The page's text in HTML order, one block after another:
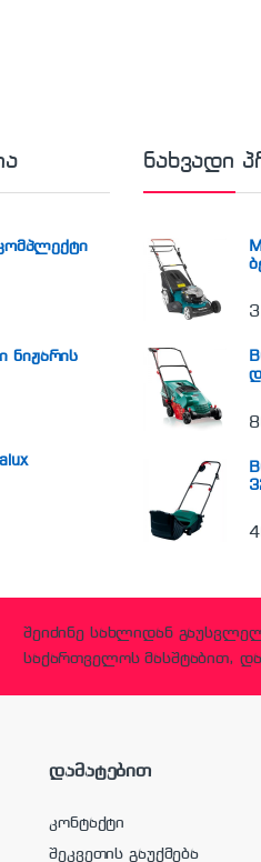
ნიჟარის
ნახვადი
შეიძინე სახლიდან
საქართველოს მასშტაბით,
დამატებით
კონტაქტი
შეკვეთის გაუქმება